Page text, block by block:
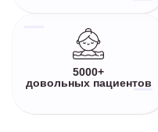
5000+
довольных пациентов